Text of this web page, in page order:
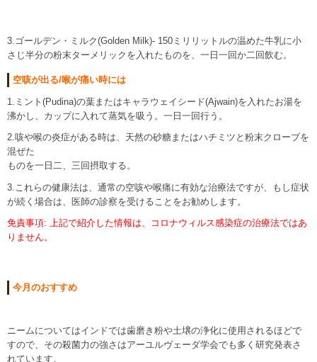
3.ゴールデン・ミルク(Golden Milk)- 150ミリリットルの温めた牛乳に小
さじ半分の粉末ターメリックを入れたものを、一日一回か二回飲む。
空咳が出る/喉が痛い時には
1.ミント(Pudina)の葉またはキャラウェイシード(Ajwain)を入れたお湯を
沸かし、カップに入れて蒸気を吸う。一日一回行う。
2.咳や喉の炎症がある時は、天然の砂糖またはハチミツと粉末クローブを
混ぜた
ものを一日二、三回摂取する。
3.これらの健康法は、通常の空咳や喉痛に有効な治療法ですが、もし症状
が続く場合は、医師の診察を受けることをお勧めします。
免責事項: 上記で紹介した情報は、コロナウィルス感染症の治療法ではあ
りません。
今月のおすすめ
ニームについてはインドでは歯磨き粉や土壌の浄化に使用されるほどで
すので、その殺菌力の強さはアーユルヴェーダ学会でも多く研究発表さ
れています。